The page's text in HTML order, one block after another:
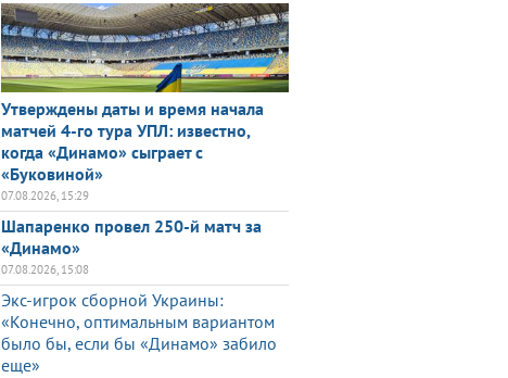
Утверждены даты и время начала
матчей 4-го тура УПЛ: известно,
когда «Динамо» сыграет с
«Буковиной»
07.08.2026, 15:29
Шапаренко провел 250-й матч за
«Динамо»
07.08.2026, 15:08
Экс-игрок сборной Украины:
«Конечно, оптимальным вариантом
было бы, если бы «Динамо» забило
еще»